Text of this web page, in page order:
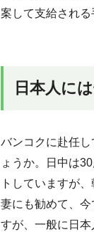
案して支給される
日本人に
バンコクに赴任
ょうか。日中は
トしていますが
妻にも勧めて、
すが、一般に日